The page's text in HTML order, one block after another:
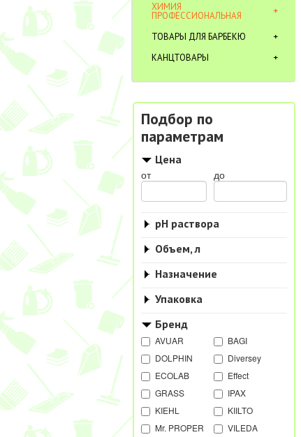
ХИМИЯ
ПРОФЕССИОНАЛЬНАЯ
ТОВАРЫ ДЛЯ БАРБЕКЮ
КАНЦТОВАРЫ
Подбор по
параметрам
Цена
от до
pH раствора
Объем, л
Назначение
Упаковка
Бренд
AVUAR
BAGI
DOLPHIN
Diversey
ECOLAB
Effect
GRASS
IPAX
KIEHL
KIILTO
Mr. PROPER
VILEDA